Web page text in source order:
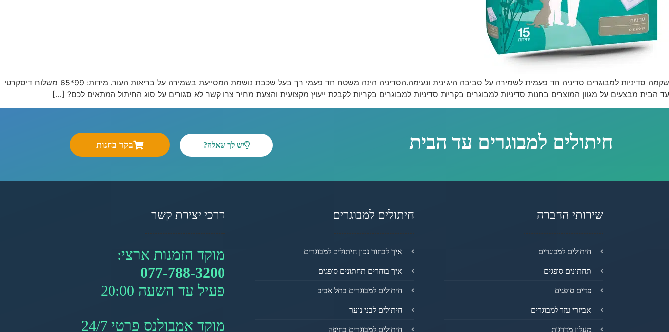
שקמה סדיניות למבוגרים סדיניה חד פעמית לשמירה על סביבה היגיינית ונעימה.הסדיניה הינה משטח חד פעמי רך בעל שכבת נושמת המסייעת בשמירה על בריאות העור. מידות: 99*65 משלוח דיסקרטי
עד הבית מבצעים על מגוון המוצרים בחנות סדיניות למבוגרים בקריות סדיניות למבוגרים בקריות לקבלת ייעוץ מקצועית והצעת מחיר צרו קשר לא סגורים על סוג החיתול המתאים לכם? […]
חיתולים למבוגרים עד הבית יש לך שאלה? בקר בחנות
שירותי החברה
חיתולים למבוגרים
תחתונים סופגים
פדים סופגים
אביזרי עזר למבוגרים
מעלון מדרגות
חיתולים למבוגרים
איך לבחור נכון חיתולים למבוגרים
איך בוחרים תחתונים סופגים
חיתולים למבוגרים בתל אביב
חיתולים לבני נוער
חיתולים למבוגרים בחיפה
דרכי יצירת קשר
מוקד הזמנות ארצי:
077-788-3200
פעיל עד השעה 20:00
מוקד אמבולנס פרטי 24/7